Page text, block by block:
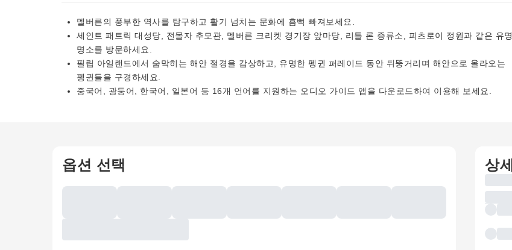
멜버른의 풍부한 역사를 탐구하고 활기 넘치는 문화에 흠뻑 빠져보세요.
세인트 패트릭 대성당, 전몰자 추모관, 멜버른 크리켓 경기장 앞마당, 리틀 론 증류소, 피츠로이 정원과 같은 유명
명소를 방문하세요.
필립 아일랜드에서 숨막히는 해안 절경을 감상하고, 유명한 펭귄 퍼레이드 동안 뒤뚱거리며 해안으로 올라오는
펭귄들을 구경하세요.
중국어, 광둥어, 한국어, 일본어 등 16개 언어를 지원하는 오디오 가이드 앱을 다운로드하여 이용해 보세요.
옵션 선택 상세